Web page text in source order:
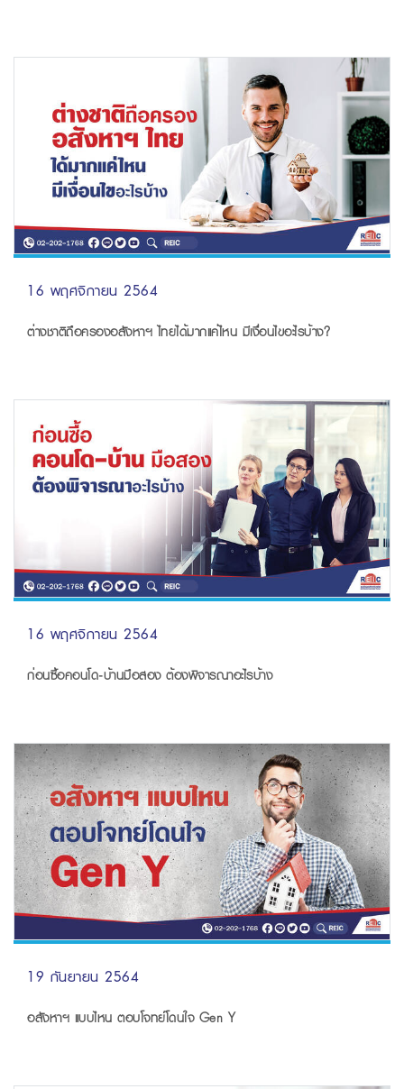
16 พฤศจิกายน 2564
ต่างชาติถือครองอสังหาฯ ไทยได้มากแค่ไหน มีเงื่อนไขอะไรบ้าง?
16 พฤศจิกายน 2564
ก่อนซื้อคอนโด-บ้านมือสอง ต้องพิจารณาอะไรบ้าง
19 กันยายน 2564
อสังหาฯ แบบไหน ตอบโจทย์โดนใจ Gen Y